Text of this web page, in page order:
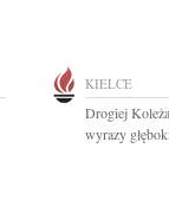
KIELCE
Drogiej
wyrazy